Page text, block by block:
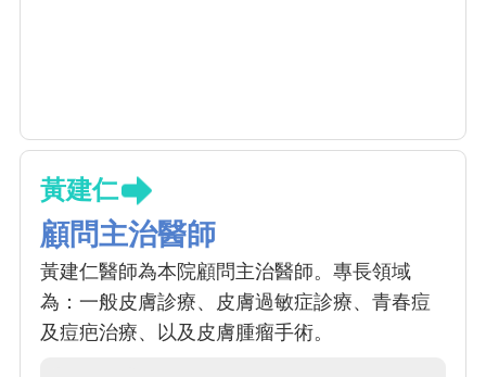
黃建仁
顧問主治醫師
黃建仁醫師為本院顧問主治醫師。專長領域
為：一般皮膚診療、皮膚過敏症診療、青春痘
及痘疤治療、以及皮膚腫瘤手術。